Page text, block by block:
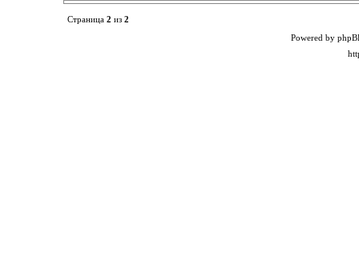
Страница 2 из 2
Powered by